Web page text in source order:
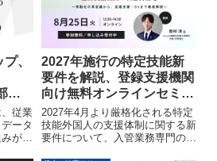
、
定
従業
ータ
が評
2027年施行の特定技能新
要件を解説、登録支援機関
向け無料オンラインセミナ
ー8月25日開催
2027年4月より厳格化される特定
技能外国人の支援体制に関する新
要件について、入管業務専門の行